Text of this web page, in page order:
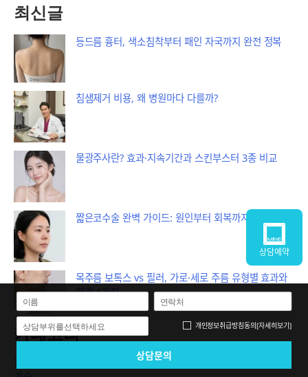
상담예약
최신글
등드름 흉터, 색소침착부터 패인 자국까지 완전 정복
침샘제거 비용, 왜 병원마다 다를까?
물광주사란? 효과·지속기간과 스킨부스터 3종 비교
짧은코수술 완벽 가이드: 원인부터 회복까지
목주름 보톡스 vs 필러, 가로·세로 주름 유형별 효과와
한계 4가지
카테고리 개인정보취급방침동의[자세히보기]
상담부위를선택하세요